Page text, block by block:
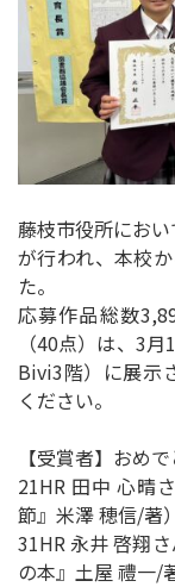
藤枝市役所におい
が行われ、本校
た。
応募作品総数
（40点）は、3
Bivi3階）に展示
ください。
【受賞者】おめ
21HR 田中 心晴
節』米澤 穂信/著）
31HR 永井 啓翔
の本』土屋 禮一/